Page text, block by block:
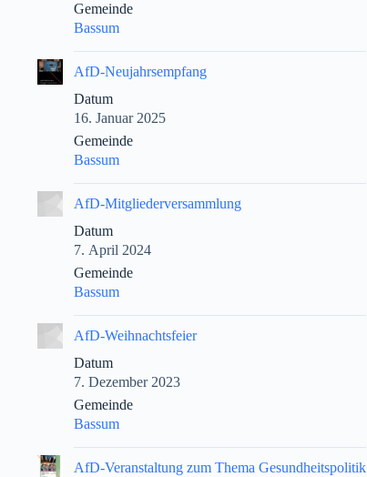
Gemeinde
Bassum
AfD-Neujahrsempfang
Datum
16. Januar 2025
Gemeinde
Bassum
AfD-Mitgliederversammlung
Datum
7. April 2024
Gemeinde
Bassum
AfD-Weihnachtsfeier
Datum
7. Dezember 2023
Gemeinde
Bassum
AfD-Veranstaltung zum Thema Gesundheitspolitik